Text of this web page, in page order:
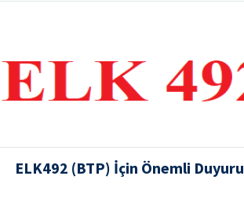
ELK492 (BTP) İçin Önemli Duyuru